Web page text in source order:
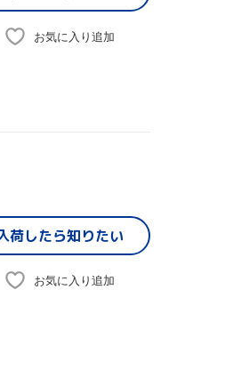
お気に入り追加
荷したら知りたい
お気に入り追加